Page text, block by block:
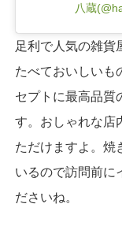
八蔵
足利で人気の雑貨
たべておいしいも
セプトに最高品質
す。おしゃれな店
ただけますよ。焼
いるので訪問前に
ださいね。